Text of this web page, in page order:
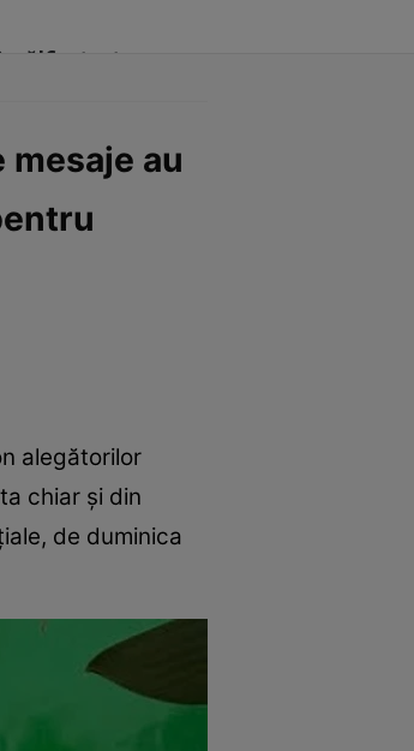
Contact
au
alegătorilor
chiar și din
de duminica